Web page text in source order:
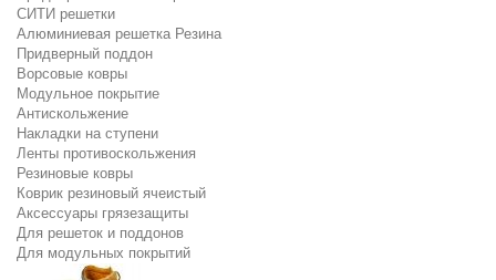
СИТИ решетки
Алюминиевая решетка Резина
Придверный поддон
Ворсовые ковры
Модульное покрытие
Антискольжение
Накладки на ступени
Ленты противоскольжения
Резиновые ковры
Коврик резиновый ячеистый
Аксессуары грязезащиты
Для решеток и поддонов
Для модульных покрытий